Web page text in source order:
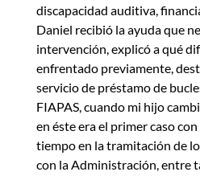
discapacidad auditiva,
Daniel recibió la ayuda que
intervención, explicó a qué
enfrentado previamente,
servicio de préstamo de
FIAPAS, cuando mi hijo
en éste era el primer caso
tiempo en la tramitación de
con la Administración, entre